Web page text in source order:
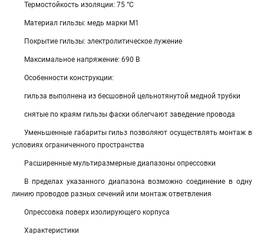
Термостойкость изоляции: 75 °C
Материал гильзы: медь марки М1
Покрытие гильзы: электролитическое лужение
Максимальное напряжение: 690 В
Особенности конструкции:
гильза выполнена из бесшовной цельнотянутой медной трубки
снятые по краям гильзы фаски облегчают заведение провода
Уменьшенные габариты гильз позволяют осуществлять монтаж в
условиях ограниченного пространства
Расширенные мультиразмерные диапазоны опрессовки
В пределах указанного диапазона возможно соединение в одну
линию проводов разных сечений или монтаж ответвления
Опрессовка поверх изолирующего корпуса
Характеристики